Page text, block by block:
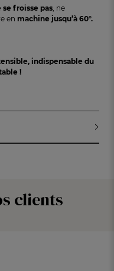
se froisse pas , ne
en machine jusqu’à 60°.
nsible, indispensable du
!
clients